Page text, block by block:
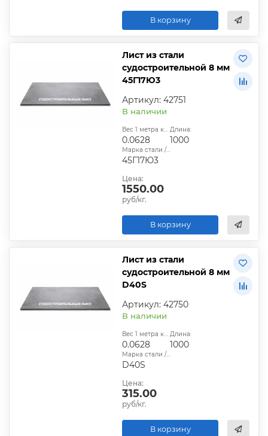
В корзину
Лист из стали
судостроительной 8 мм
45Г17Ю3
Артикул: 42751
В наличии
Вес 1 метра квадратного, т:
0.0628
Длина:
1000
Марка стали / сплава:
45Г17Ю3
Цена:
1550.00
руб/кг.
В корзину
Лист из стали
судостроительной 8 мм
D40S
Артикул: 42750
В наличии
Вес 1 метра квадратного, т:
0.0628
Длина:
1000
Марка стали / сплава:
D40S
Цена:
315.00
руб/кг.
В корзину